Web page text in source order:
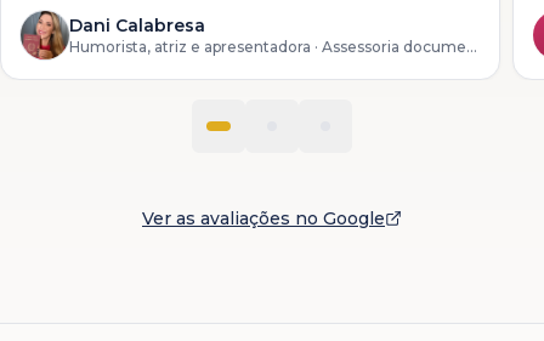
do processo lá na Itália."
Dani Calabresa
Humorista, atriz e apresentadora · Assessoria documental
Ver as avaliações no Google